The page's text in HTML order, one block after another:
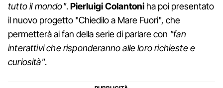
tutto il mondo".Pierluigi Colantoniha poi presentato
il nuovo progetto "Chiedilo a Mare Fuori", che
permetterà ai fan della serie di parlare con "fan
interattivi che risponderanno alle loro richieste e
curiosità".